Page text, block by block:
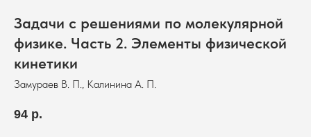
Задачи с решениями по молекулярной
физике. Часть 2. Элементы физической
кинетики
Замураев В. П., Калинина А. П.
94 р.